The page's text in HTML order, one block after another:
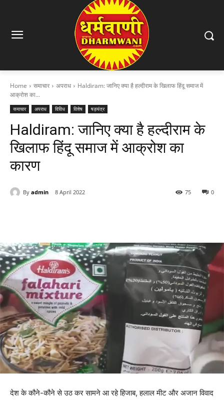
Home समाचार अपराध
Haldiram: जानिए क्या है हल्दीराम के खिलाफ हिंदू समाज में
आक्रोश का...
समाचार अपराध विविध विशेष षड़यंत्र
Haldiram: जानिए क्या है हल्दीराम के
खिलाफ हिंदू समाज में आक्रोश का
कारण
By admin 8 April 2022 0
75
देश के कौने-कौने से उठ कर सामने आ रहे हिजाब, हलाल मीट और अजान विवाद